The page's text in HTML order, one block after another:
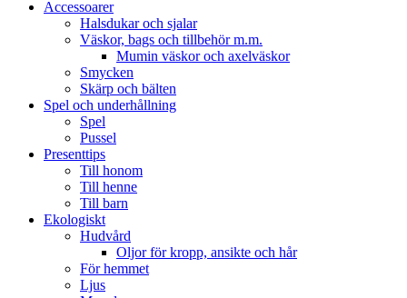
Accessoarer
Halsdukar och sjalar
Väskor, bags och tillbehör m.m.
Mumin väskor och axelväskor
Smycken
Skärp och bälten
Spel och underhållning
Spel
Pussel
Presenttips
Till honom
Till henne
Till barn
Ekologiskt
Hudvård
Oljor för kropp, ansikte och hår
För hemmet
Ljus